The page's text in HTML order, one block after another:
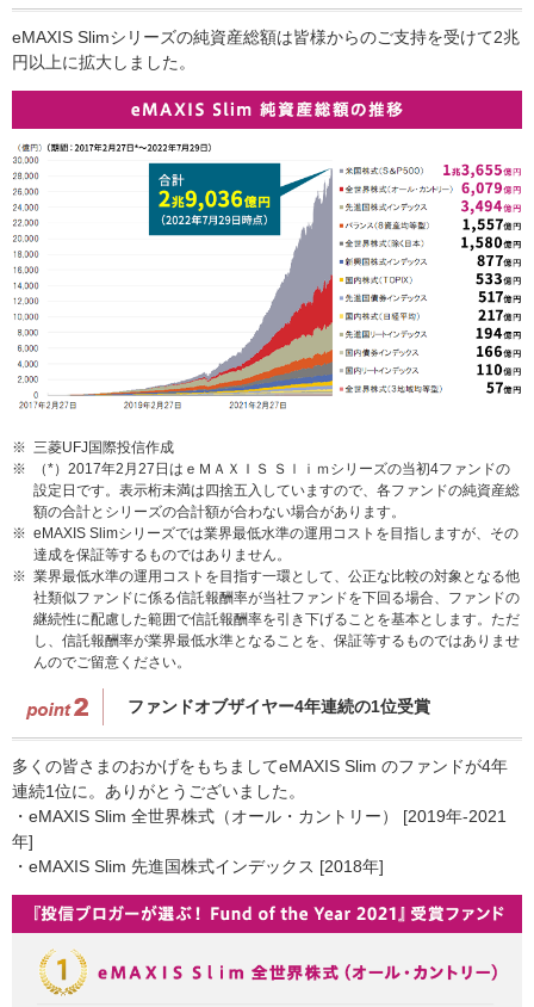
eMAXIS Slimシリーズの純資産総額は皆様からのご支持を受けて2兆
円以上に拡大しました。
※ 三菱UFJ国際投信作成
※
（*）2017年2月27日はｅＭＡＸＩＳ Ｓｌｉｍシリーズの当初4ファンドの
設定日です。表示桁未満は四捨五入していますので、各ファンドの純資産総
額の合計とシリーズの合計額が合わない場合があります。
※ eMAXIS Slimシリーズでは業界最低水準の運用コストを目指しますが、その
達成を保証等するものではありません。
※ 業界最低水準の運用コストを目指す一環として、公正な比較の対象となる他
社類似ファンドに係る信託報酬率が当社ファンドを下回る場合、ファンドの
継続性に配慮した範囲で信託報酬率を引き下げることを基本とします。ただ
し、信託報酬率が業界最低水準となることを、保証等するものではありませ
んのでご留意ください。
ファンドオブザイヤー4年連続の1位受賞
多くの皆さまのおかげをもちましてeMAXIS Slim のファンドが4年
連続1位に。ありがとうございました。
・eMAXIS Slim 全世界株式（オール・カントリー） [2019年-2021
年]
・eMAXIS Slim 先進国株式インデックス [2018年]